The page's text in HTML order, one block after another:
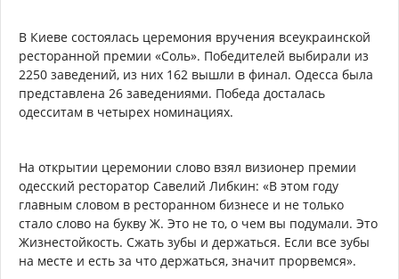
В Киеве состоялась церемония вручения всеукраинской
ресторанной премии «Соль». Победителей выбирали из
2250 заведений, из них 162 вышли в финал. Одесса была
представлена 26 заведениями. Победа досталась
одесситам в четырех номинациях.
На открытии церемонии слово взял визионер премии
одесский ресторатор Савелий Либкин: «В этом году
главным словом в ресторанном бизнесе и не только
стало слово на букву Ж. Это не то, о чем вы подумали. Это
Жизнестойкость. Сжать зубы и держаться. Если все зубы
на месте и есть за что держаться, значит прорвемся».